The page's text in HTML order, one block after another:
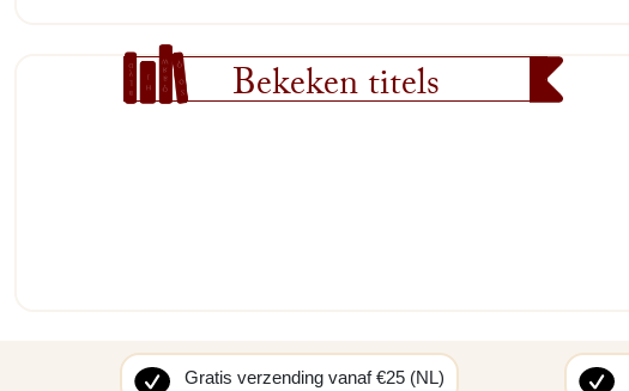
Bekeken titels
Gratis verzending vanaf €25 (NL)